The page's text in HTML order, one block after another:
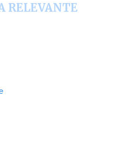
RELEVANTE